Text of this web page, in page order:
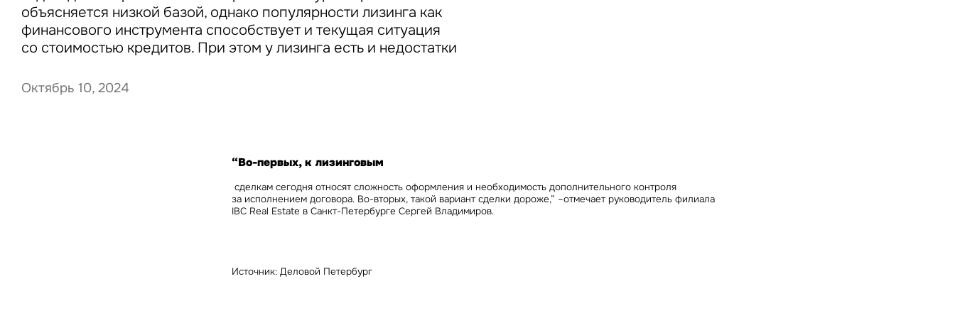
объясняется низкой базой, однако популярности лизинга как
финансового инструмента способствует и текущая ситуация
со стоимостью кредитов. При этом у лизинга есть и недостатки
Октябрь 10, 2024
“Во-первых, к лизинговым
сделкам сегодня относят сложность оформления и необходимость дополнительного контроля
за исполнением договора. Во-вторых, такой вариант сделки дороже,” –отмечает руководитель филиала
IBC Real Estate в Санкт-Петербурге Сергей Владимиров.
Источник: Деловой Петербург
Отправить